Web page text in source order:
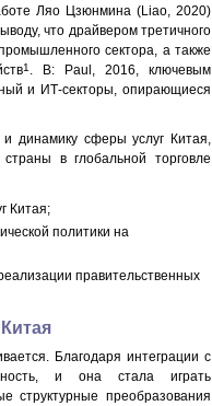
Ляо Цзюнмина (Liao, 2020)
что драйвером третичного
сектора, а также
1
. В: Paul, 2016, ключевым
и ИТ-секторы, опирающиеся
динамику сферы услуг Китая,
в глобальной торговле
Китая;
политики на
правительственных
Благодаря интеграции с
и она стала играть
структурные преобразования